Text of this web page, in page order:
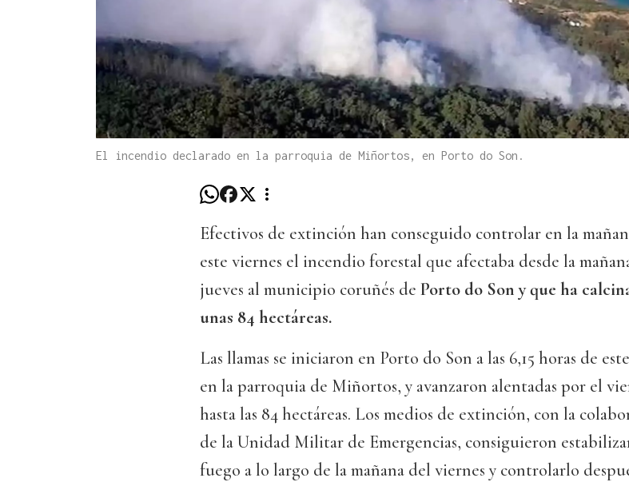
El incendio declarado en la parroquia de Miñortos, en Porto do Son.
Efectivos de extinción han conseguido controlar en la
este viernes el incendio forestal que afectaba desde la
jueves al municipio coruñés de Porto do Son y que ha
unas 84 hectáreas.
Las llamas se iniciaron en Porto do Son a las 6,15 horas de
en la parroquia de Miñortos, y avanzaron alentadas por el
hasta las 84 hectáreas. Los medios de extinción, con la
de la Unidad Militar de Emergencias, consiguieron
fuego a lo largo de la mañana del viernes y controlarlo